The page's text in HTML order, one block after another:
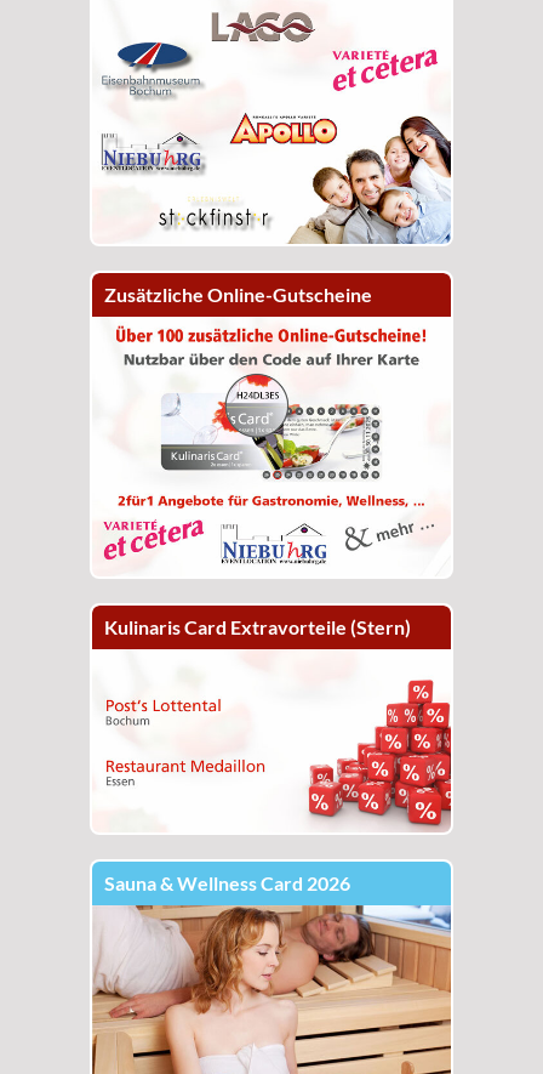
Zusätzliche Online-Gutscheine
Kulinaris Card Extravorteile (Stern)
Sauna & Wellness Card 2026